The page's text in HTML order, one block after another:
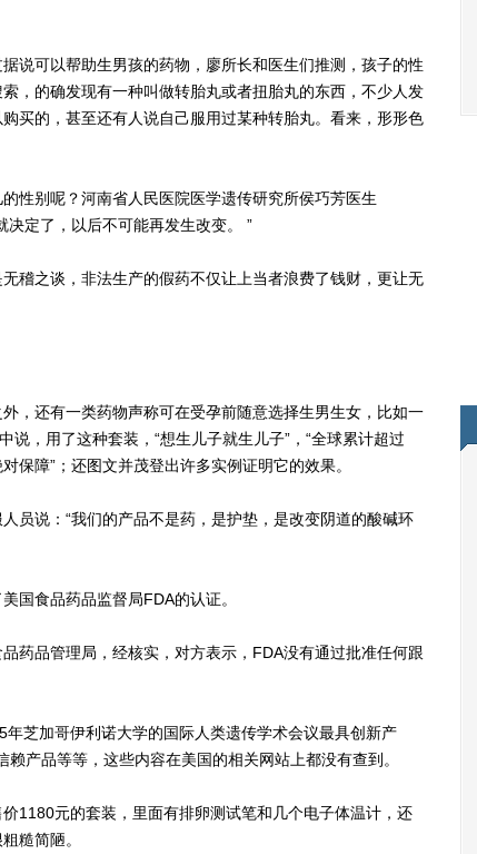
可以帮助生男孩的药物，廖所长和医生们推测，孩子的性
，的确发现有一种叫做转胎丸或者扭胎丸的东西，不少人发
买的，甚至还有人说自己服用过某种转胎丸。看来，形形色
别呢？河南省人民医院医学遗传研究所侯巧芳医生
决定了，以后不可能再发生改变。 ”
之谈，非法生产的假药不仅让上当者浪费了钱财，更让无
还有一类药物声称可在受孕前随意选择生男生女，比如一
说，用了这种套装，“想生儿子就生儿子”，“全球累计超过
保障”；还图文并茂登出许多实例证明它的效果。
说：“我们的产品不是药，是护垫，是改变阴道的酸碱环
食品药品监督局FDA的认证。
品管理局，经核实，对方表示，FDA没有通过批准任何跟
芝加哥伊利诺大学的国际人类遗传学术会议最具创新产
产品等等，这些内容在美国的相关网站上都没有查到。
元的套装，里面有排卵测试笔和几个电子体温计，还
糙简陋。